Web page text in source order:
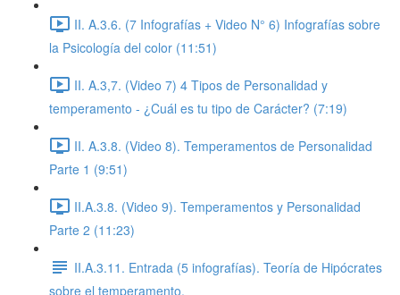
II. A.3.6. (7 Infografías + Video N° 6) Infografías sobre
la Psicología del color (11:51)
II. A.3,7. (Video 7) 4 Tipos de Personalidad y
temperamento - ¿Cuál es tu tipo de Carácter? (7:19)
II. A.3.8. (Video 8). Temperamentos de Personalidad
Parte 1 (9:51)
II.A.3.8. (Video 9). Temperamentos y Personalidad
Parte 2 (11:23)
II.A.3.11. Entrada (5 infografías). Teoría de Hipócrates
sobre el temperamento.